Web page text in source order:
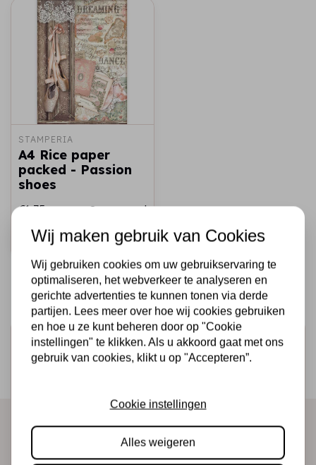
STAMPERIA
A4 Rice paper
packed - Passion
shoes
€1,75 Op voorraad
Snel toevoegen
Schrijf je in voor de nieuwsbrief
Ontvang als eerste onze actie en nieuwe producten
Wij maken gebruik van Cookies
Wij gebruiken cookies om uw gebruikservaring te
optimaliseren, het webverkeer te analyseren en
gerichte advertenties te kunnen tonen via derde
partijen. Lees meer over hoe wij cookies gebruiken
en hoe u ze kunt beheren door op "Cookie
instellingen" te klikken. Als u akkoord gaat met ons
gebruik van cookies, klikt u op "Accepteren”.
Cookie instellingen
Alles weigeren